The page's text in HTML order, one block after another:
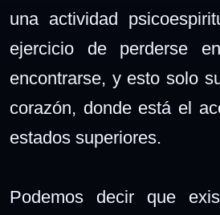
una actividad
ejercicio de perderse
encontrarse, y esto solo
corazón, donde está el
estados superiores.
Podemos decir que